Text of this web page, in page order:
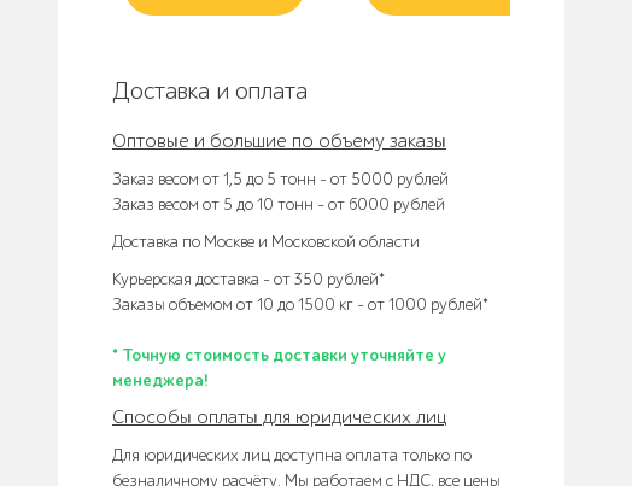
Доставка и оплата
Оптовые и большие по объему заказы
Заказ весом от 1,5 до 5 тонн – от 5000 рублей
Заказ весом от 5 до 10 тонн – от 6000 рублей
Доставка по Москве и Московской области
Курьерская доставка – от 350 рублей*
Заказы объемом от 10 до 1500 кг – от 1000 рублей*
* Точную стоимость доставки уточняйте у
менеджера!
Способы оплаты для юридических лиц
Для юридических лиц доступна оплата только по
безналичному расчёту. Мы работаем с НДС, все цены